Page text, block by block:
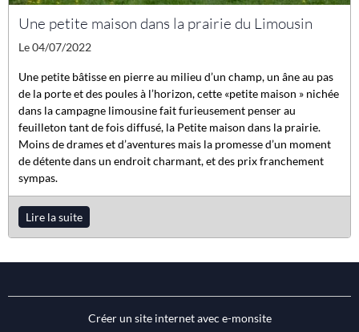
Une petite maison dans la prairie du Limousin
Le 04/07/2022
Une petite bâtisse en pierre au milieu d’un champ, un âne au pas
de la porte et des poules à l’horizon, cette «petite maison » nichée
dans la campagne limousine fait furieusement penser au
feuilleton tant de fois diffusé, la Petite maison dans la prairie.
Moins de drames et d’aventures mais la promesse d’un moment
de détente dans un endroit charmant, et des prix franchement
sympas.
Lire la suite
Créer un site internet avec e-monsite